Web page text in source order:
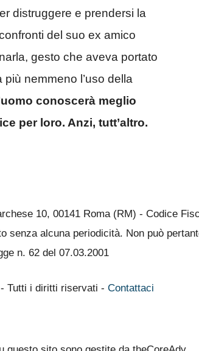
distruggere e prendersi la
del suo ex amico
gesto che aveva portato
nemmeno l’uso della
conoscerà meglio
per loro. Anzi, tutt’altro.
10, 00141 Roma (RM) - Codice
senza alcuna periodicità. Non può
n. 62 del 07.03.2001
Tutti i diritti riservati - Contattaci